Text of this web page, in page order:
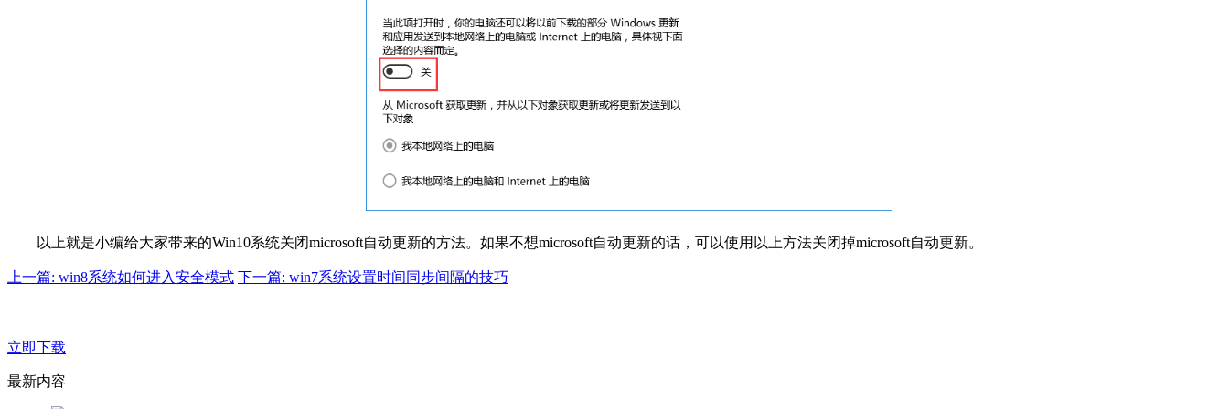
以上就是小编给大家带来的Win10系统关闭microsoft自动更新的方法。如果不想microsoft自动更新的话，可以使用以上方法关闭掉microsoft自动更新。
上一篇: win8系统如何进入安全模式 下一篇: win7系统设置时间同步间隔的技巧
立即下载
最新内容